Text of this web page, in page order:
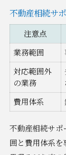
不動産相続サ
注意点
業務範囲
対応範囲外
の業務
費用体系
不動産相続サ
囲と費用体系